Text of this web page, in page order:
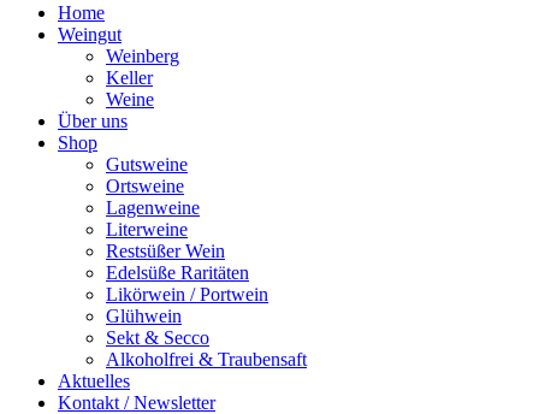
Home
Weingut
Weinberg
Keller
Weine
Über uns
Shop
Gutsweine
Ortsweine
Lagenweine
Literweine
Restsüßer Wein
Edelsüße Raritäten
Likörwein / Portwein
Glühwein
Sekt & Secco
Alkoholfrei & Traubensaft
Aktuelles
Kontakt / Newsletter